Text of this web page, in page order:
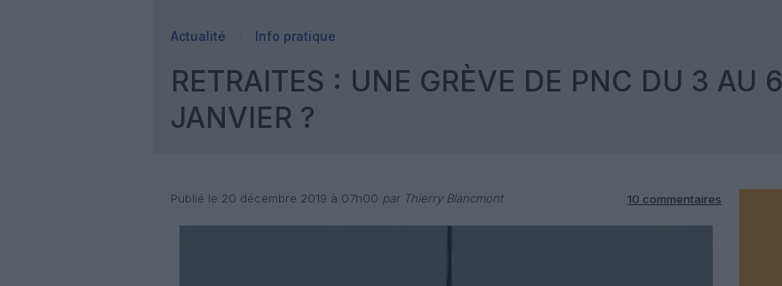
Actualité Info pratique
RETRAITES : UNE GRÈVE DE PNC DU 3 AU 6
JANVIER ?
Publié le 20 décembre 2019 à 07h00 par Thierry Blancmont 10 commentaires